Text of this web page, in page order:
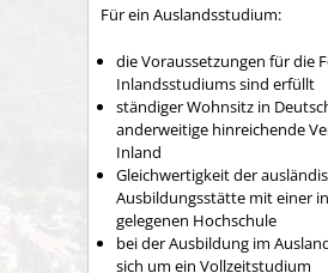
Für ein Auslandsstudium:
die Voraussetzungen für die
Inlandsstudiums sind erfüllt
ständiger Wohnsitz in
anderweitige hinreichende
Inland
Gleichwertigkeit der
Ausbildungsstätte mit einer
gelegenen Hochschule
bei der Ausbildung im
sich um ein Vollzeitstudium